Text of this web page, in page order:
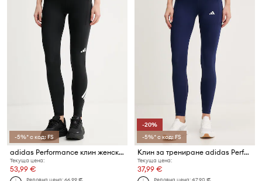
-5%* с код: FS
adidas Performance клин женски adi365
Текуща цена:
53,99 €
Редовна цена:66,99 €
-20%
-5%* с код: FS
Клин за трениране adidas Performance Techfit
Текуща цена:
37,99 €
Редовна цена:47,90 €